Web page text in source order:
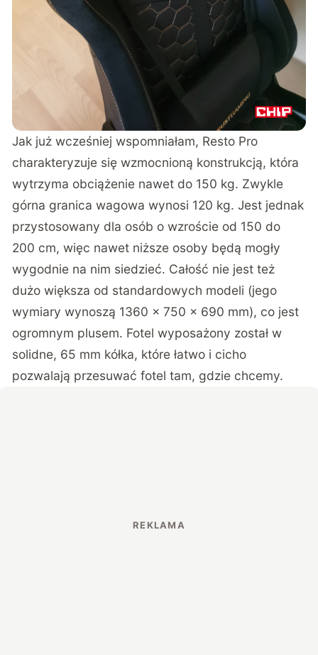
Jak już wcześniej wspomniałam, Resto Pro
charakteryzuje się wzmocnioną konstrukcją, która
wytrzyma obciążenie nawet do 150 kg. Zwykle
górna granica wagowa wynosi 120 kg. Jest jednak
przystosowany dla osób o wzroście od 150 do
200 cm, więc nawet niższe osoby będą mogły
wygodnie na nim siedzieć. Całość nie jest też
dużo większa od standardowych modeli (jego
wymiary wynoszą 1360 x 750 x 690 mm), co jest
ogromnym plusem. Fotel wyposażony został w
solidne, 65 mm kółka, które łatwo i cicho
pozwalają przesuwać fotel tam, gdzie chcemy.